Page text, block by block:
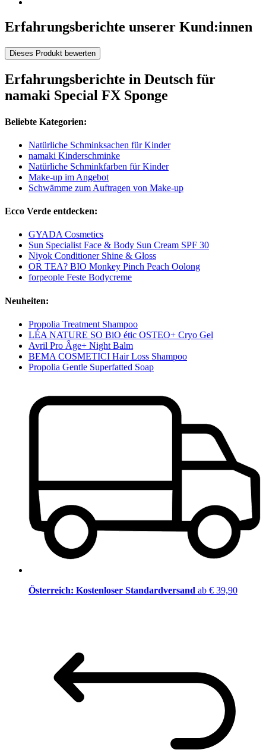
Erfahrungsberichte unserer Kund:innen
Dieses Produkt bewerten
Erfahrungsberichte in Deutsch für
namaki Special FX Sponge
Beliebte Kategorien:
Natürliche Schminksachen für Kinder
namaki Kinderschminke
Natürliche Schminkfarben für Kinder
Make-up im Angebot
Schwämme zum Auftragen von Make-up
Ecco Verde entdecken:
GYADA Cosmetics
Sun Specialist Face & Body Sun Cream SPF 30
Niyok Conditioner Shine & Gloss
OR TEA? BIO Monkey Pinch Peach Oolong
forpeople Feste Bodycreme
Neuheiten:
Propolia Treatment Shampoo
LÉA NATURE SO BiO étic OSTEO+ Cryo Gel
Avril Pro Âge+ Night Balm
BEMA COSMETICI Hair Loss Shampoo
Propolia Gentle Superfatted Soap
Österreich: Kostenloser Standardversand ab € 39,90